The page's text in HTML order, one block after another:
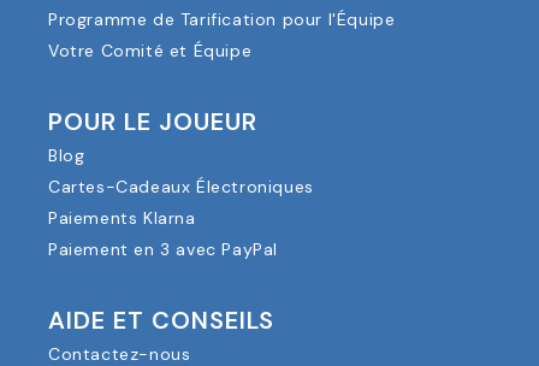
Programme de Tarification pour l'Équipe
Votre Comité et Équipe
POUR LE JOUEUR
Blog
Cartes-Cadeaux Électroniques
Paiements Klarna
Paiement en 3 avec PayPal
AIDE ET CONSEILS
Contactez-nous